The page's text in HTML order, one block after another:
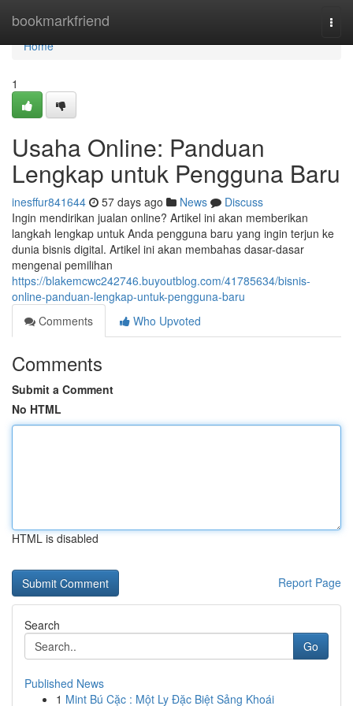
bookmarkfriend
Home
Home
1
Usaha Online: Panduan
Lengkap untuk Pengguna Baru
inesffur841644 57 days ago News
Discuss
Ingin mendirikan jualan online? Artikel ini akan memberikan
langkah lengkap untuk Anda pengguna baru yang ingin terjun ke
dunia bisnis digital. Artikel ini akan membahas dasar-dasar
mengenai pemilihan
https://blakemcwc242746.buyoutblog.com/41785634/bisnis-
online-panduan-lengkap-untuk-pengguna-baru
Comments
Who Upvoted
Comments
Submit a Comment
No HTML
HTML is disabled
Report Page
Search
Go
Published News
1 Mint Bú Cặc : Một Ly Đặc Biệt Sảng Khoái